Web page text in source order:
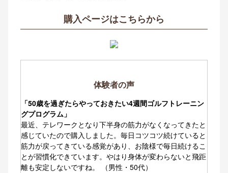
購入ページはこちらから
体験者の声
「50歳を過ぎたらやっておきたい4週間ゴルフトレーニン
グプログラム」
最近、テレワークとなり下半身の筋力がなくなってきたと
感じていたので購入しました。毎日コツコツ続けていると
筋力が戻ってきている感覚があり、お陰様で毎日続けるこ
とが習慣化できています。やはり身体が変わらないと飛距
離も安定しないですね。 （男性・50代）